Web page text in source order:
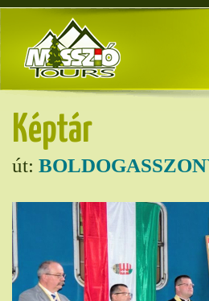
Képtár
út: